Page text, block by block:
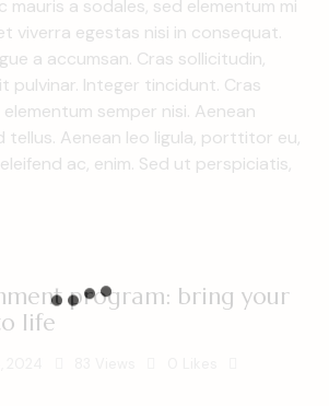
mauris a sodales, sed elementum mi
viverra egestas nisi in consequat.
a accumsan. Cras sollicitudin,
pulvinar. Integer tincidunt. Cras
semper nisi. Aenean
tellus. Aenean leo ligula, porttitor eu,
ac, enim. Sed ut perspiciatis,
program: bring your
life